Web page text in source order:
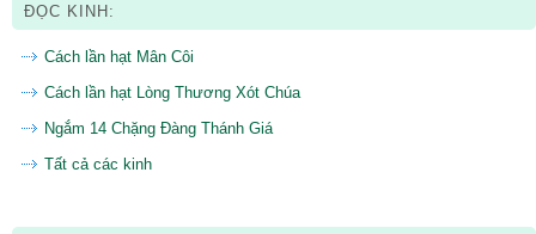
ĐỌC KINH:
Cách lần hạt Mân Côi
Cách lần hạt Lòng Thương Xót Chúa
Ngắm 14 Chặng Đàng Thánh Giá
Tất cả các kinh